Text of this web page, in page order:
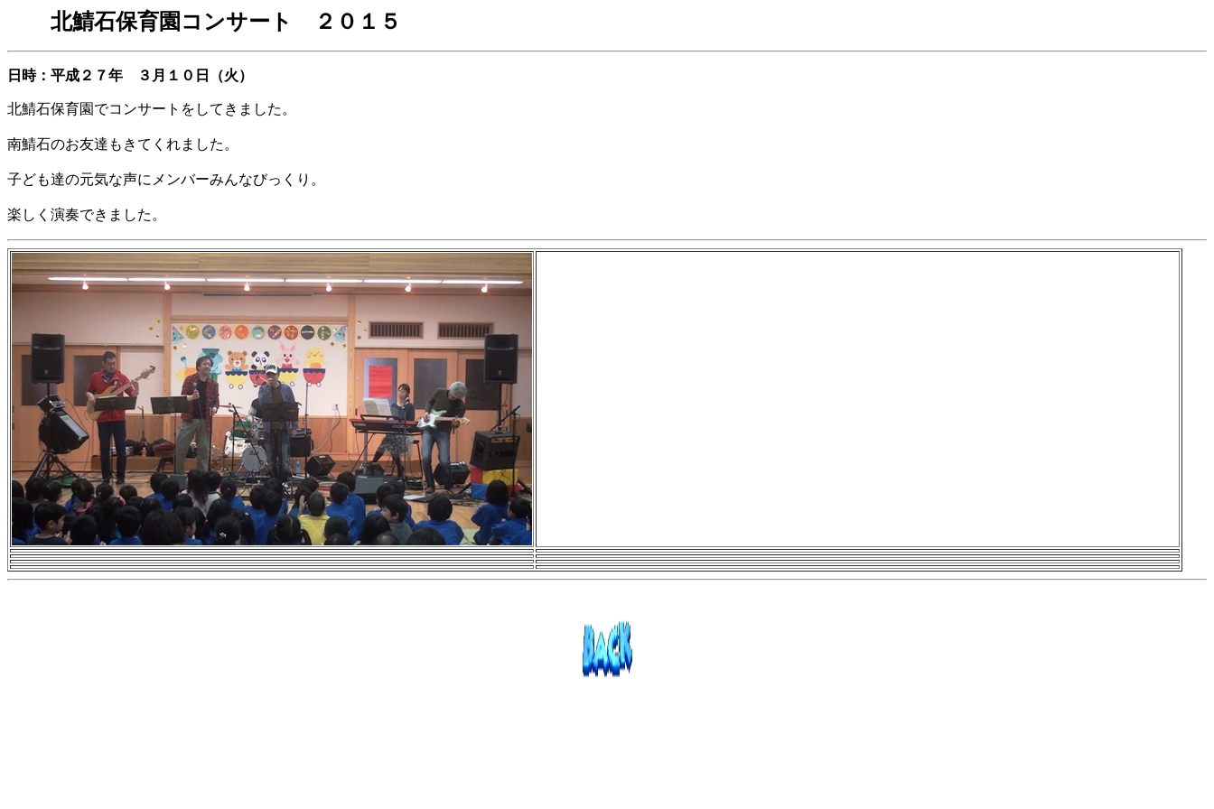
北鯖石保育園コンサート ２０１５
日時：平成２７年 ３月１０日（火）
北鯖石保育園でコンサートをしてきました。
南鯖石のお友達もきてくれました。
子ども達の元気な声にメンバーみんなびっくり。
楽しく演奏できました。